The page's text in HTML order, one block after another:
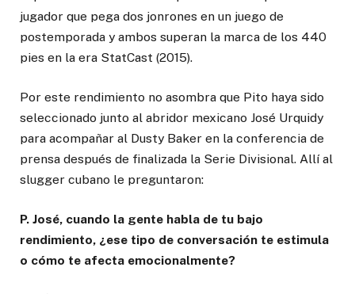
jugador que pega dos jonrones en un juego de
postemporada y ambos superan la marca de los 440
pies en la era StatCast (2015).
Por este rendimiento no asombra que Pito haya sido
seleccionado junto al abridor mexicano José Urquidy
para acompañar al Dusty Baker en la conferencia de
prensa después de finalizada la Serie Divisional. Allí al
slugger cubano le preguntaron:
P. José, cuando la gente habla de tu bajo
rendimiento, ¿ese tipo de conversación te estimula
o cómo te afecta emocionalmente?